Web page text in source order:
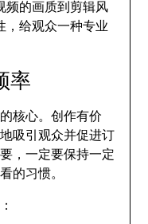
频的画质到剪辑风
，给观众一种专业
率
核心。创作有价
吸引观众并促进订
，一定要保持一定
的习惯。